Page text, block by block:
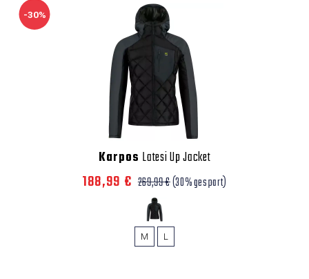
-30%
Karpos Latesi Up Jacket
188,99 € 269,99 €(30% gespart)
M L